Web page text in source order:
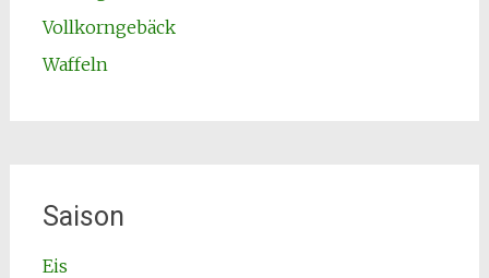
Vollkorngebäck
Waffeln
Saison
Eis